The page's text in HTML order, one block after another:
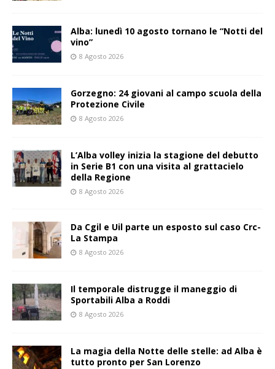
Alba: lunedì 10 agosto tornano le “Notti del
vino”
8 Agosto 2026
Gorzegno: 24 giovani al campo scuola della
Protezione Civile
8 Agosto 2026
L’Alba volley inizia la stagione del debutto
in Serie B1 con una visita al grattacielo
della Regione
8 Agosto 2026
Da Cgil e Uil parte un esposto sul caso Crc-
La Stampa
8 Agosto 2026
Il temporale distrugge il maneggio di
Sportabili Alba a Roddi
8 Agosto 2026
La magia della Notte delle stelle: ad Alba è
tutto pronto per San Lorenzo